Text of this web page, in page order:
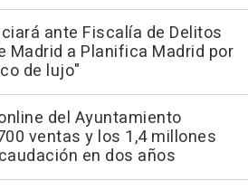
ante Fiscalía de Delitos
Madrid a Planifica Madrid por
de lujo"
del Ayuntamiento
ventas y los 1,4 millones
en dos años